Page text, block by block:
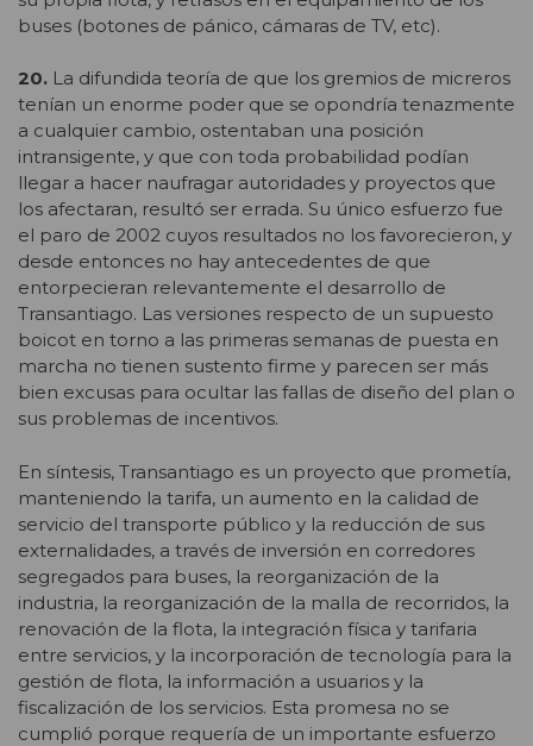
buses (botones de pánico, cámaras de TV, etc).
20. La difundida teoría de que los gremios de micreros
tenían un enorme poder que se opondría tenazmente
a cualquier cambio, ostentaban una posición
intransigente, y que con toda probabilidad podían
llegar a hacer naufragar autoridades y proyectos que
los afectaran, resultó ser errada. Su único esfuerzo fue
el paro de 2002 cuyos resultados no los favorecieron, y
desde entonces no hay antecedentes de que
entorpecieran relevantemente el desarrollo de
Transantiago. Las versiones respecto de un supuesto
boicot en torno a las primeras semanas de puesta en
marcha no tienen sustento firme y parecen ser más
bien excusas para ocultar las fallas de diseño del plan o
sus problemas de incentivos.
En síntesis, Transantiago es un proyecto que prometía,
manteniendo la tarifa, un aumento en la calidad de
servicio del transporte público y la reducción de sus
externalidades, a través de inversión en corredores
segregados para buses, la reorganización de la
industria, la reorganización de la malla de recorridos, la
renovación de la flota, la integración física y tarifaria
entre servicios, y la incorporación de tecnología para la
gestión de flota, la información a usuarios y la
fiscalización de los servicios. Esta promesa no se
cumplió porque requería de un importante esfuerzo